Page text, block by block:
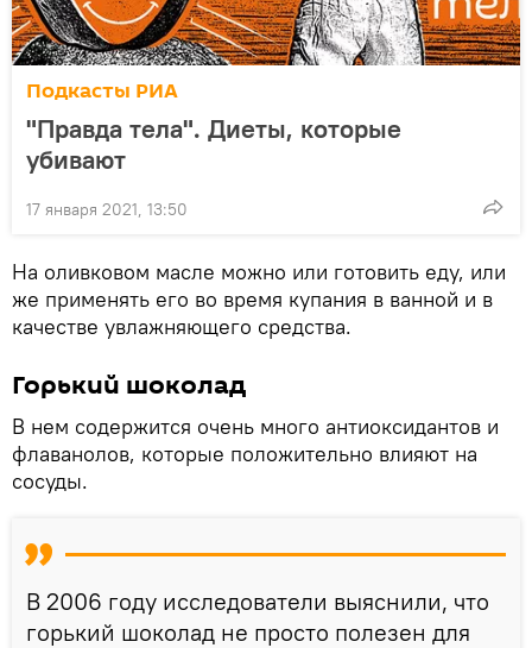
Подкасты РИА
"Правда тела". Диеты, которые
убивают
17 января 2021, 13:50
На оливковом масле можно или готовить еду, или
же применять его во время купания в ванной и в
качестве увлажняющего средства.
Горький шоколад
В нем содержится очень много антиоксидантов и
флаванолов, которые положительно влияют на
сосуды.
В 2006 году исследователи выяснили, что
горький шоколад не просто полезен для